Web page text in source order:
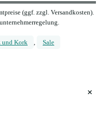
(ggf. zzgl. Versandkosten).
und Kork , Sale
+